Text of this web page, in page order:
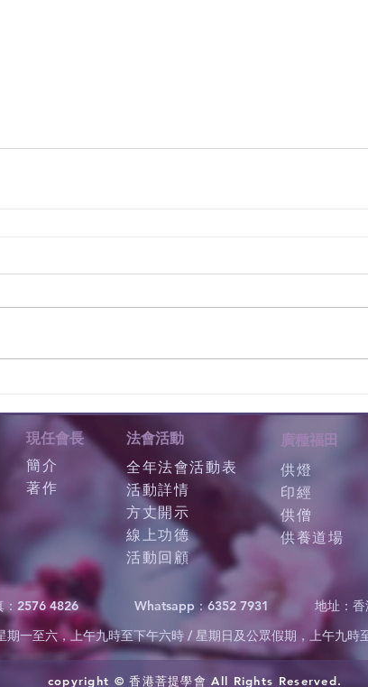
現任會長
簡介
著作
法會活動
全年法會活動表
活動詳情
方丈開示
線上功德
活動回顧
廣種福田
供燈
印經
供僧
供養道場
：2576 4826 Whatsapp：6352 7931
地址：
期一至六，上午九時至下午六時 / 星期日及公眾假期，上午九時
copyright © 香港菩提學會 All Rights Reserved.